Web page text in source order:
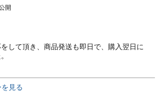
開
して頂き、商品発送も即日で、購入翌日に
見る